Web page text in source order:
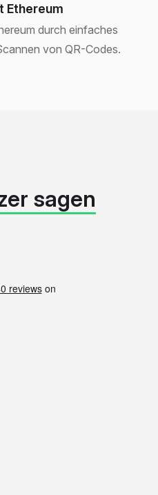
Ethereum
durch einfaches
von QR-Codes.
sagen